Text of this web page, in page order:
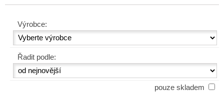
Výrobce:
Řadit podle:
pouze skladem